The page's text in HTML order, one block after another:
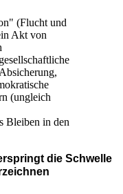
(Flucht und
Akt von
(ungleich
Bleiben in den
die Schwelle